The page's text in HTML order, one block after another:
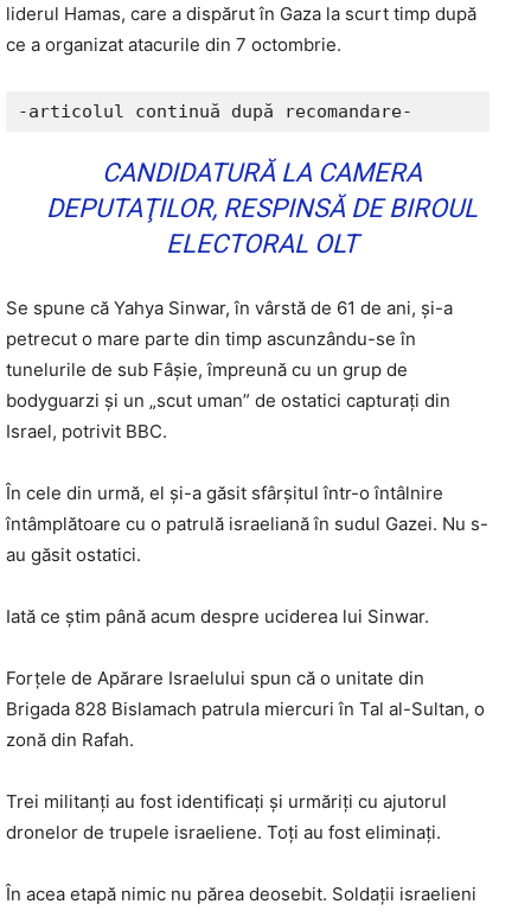
liderul Hamas, care a dispărut în Gaza la scurt timp după
ce a organizat atacurile din 7 octombrie.
-articolul continuă după recomandare-
CANDIDATURĂ LA CAMERA
DEPUTAŢILOR, RESPINSĂ DE BIROUL
ELECTORAL OLT
Se spune că Yahya Sinwar, în vârstă de 61 de ani, și-a
petrecut o mare parte din timp ascunzându-se în
tunelurile de sub Fâșie, împreună cu un grup de
bodyguarzi și un „scut uman” de ostatici capturați din
Israel, potrivit BBC.
În cele din urmă, el și-a găsit sfârșitul într-o întâlnire
întâmplătoare cu o patrulă israeliană în sudul Gazei. Nu s-
au găsit ostatici.
Iată ce știm până acum despre uciderea lui Sinwar.
Forțele de Apărare Israelului spun că o unitate din
Brigada 828 Bislamach patrula miercuri în Tal al-Sultan, o
zonă din Rafah.
Trei militanți au fost identificați și urmăriți cu ajutorul
dronelor de trupele israeliene. Toți au fost eliminați.
În acea etapă nimic nu părea deosebit. Soldații israelieni